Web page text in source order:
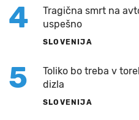
4
Tragična smrt na
uspešno
SLOVENIJA
5
Toliko bo treba v
dizla
SLOVENIJA